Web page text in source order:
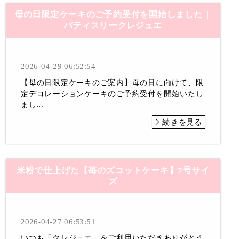
母の日限定ケーキのご予約受付を開始しました｜
パティスリークレジュエ
2026-04-29 06:52:54
【母の日限定ケーキのご案内】母の日に向けて、限
定デコレーションケーキのご予約受付を開始いたし
まし...
続きを見る
米粉で仕上げた【苺のズコットケーキ】7号サイ
ズ
2026-04-27 06:53:51